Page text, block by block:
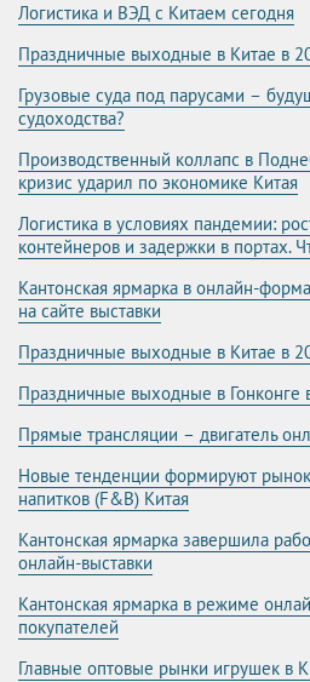
Логистика и ВЭД с Китаем сегодня
Праздничные выходные в Китае в
Грузовые суда под парусами –
судоходства?
Производственный коллапс в
кризис ударил по экономике Китая
Логистика в условиях пандемии:
контейнеров и задержки в портах.
Кантонская ярмарка в онлайн-
на сайте выставки
Праздничные выходные в Китае в
Праздничные выходные в Гонконге
Прямые трансляции – двигатель
Новые тенденции формируют рынок
напитков (F&B) Китая
Кантонская ярмарка завершила
онлайн-выставки
Кантонская ярмарка в режиме
покупателей
Главные оптовые рынки игрушек в